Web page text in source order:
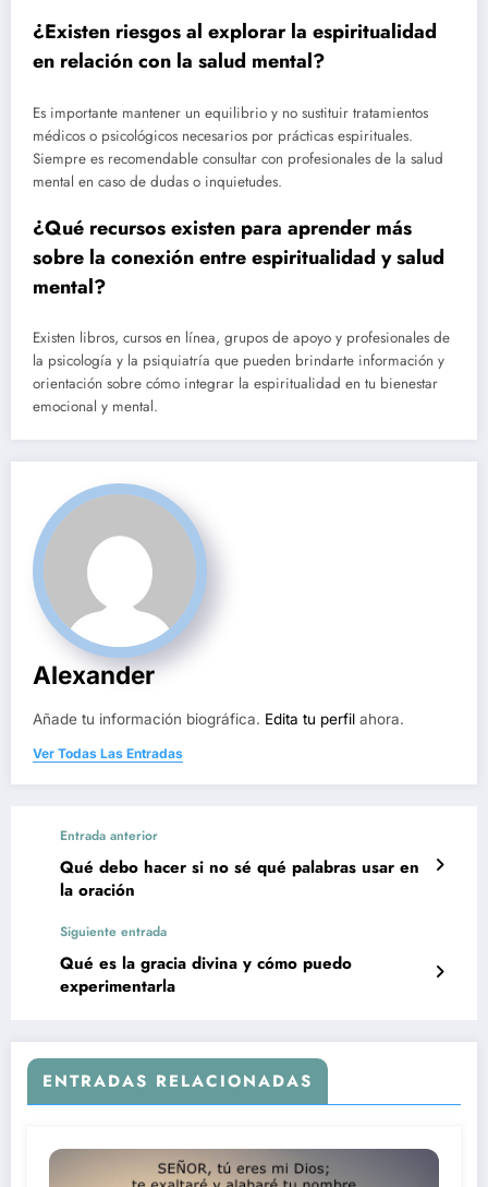
¿Existen riesgos al explorar la espiritualidad
en relación con la salud mental?
Es importante mantener un equilibrio y no sustituir tratamientos
médicos o psicológicos necesarios por prácticas espirituales.
Siempre es recomendable consultar con profesionales de la salud
mental en caso de dudas o inquietudes.
¿Qué recursos existen para aprender más
sobre la conexión entre espiritualidad y salud
mental?
Existen libros, cursos en línea, grupos de apoyo y profesionales de
la psicología y la psiquiatría que pueden brindarte información y
orientación sobre cómo integrar la espiritualidad en tu bienestar
emocional y mental.
Alexander
Añade tu información biográfica. Edita tu perfil ahora.
Ver Todas Las Entradas
Entrada anterior
Qué debo hacer si no sé qué palabras usar en
la oración
Siguiente entrada
Qué es la gracia divina y cómo puedo
experimentarla
ENTRADAS RELACIONADAS